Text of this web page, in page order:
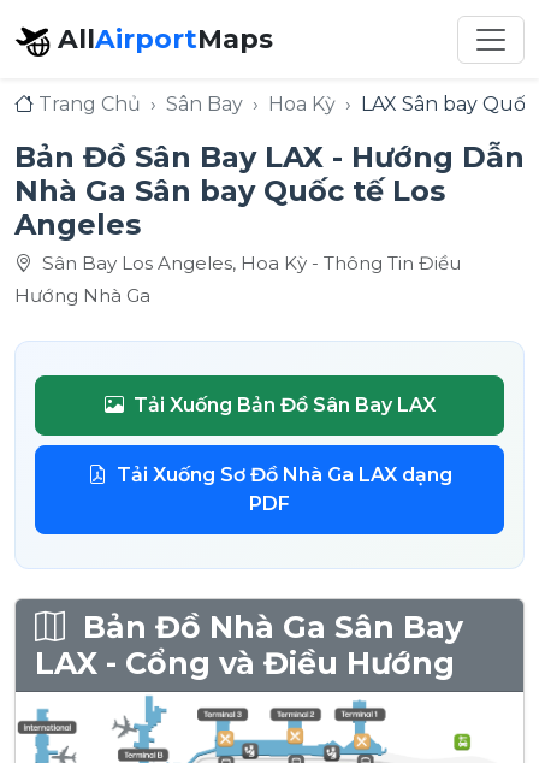
AllAirportMaps
Trang Chủ Sân Bay Hoa Kỳ LAX Sân bay
Bản Đồ Sân Bay LAX - Hướng Dẫn
Nhà Ga Sân bay Quốc tế Los
Angeles
Sân Bay Los Angeles, Hoa Kỳ - Thông Tin Điều
Hướng Nhà Ga
Tải Xuống Bản Đồ Sân Bay LAX
Tải Xuống Sơ Đồ Nhà Ga LAX dạng
PDF
Bản Đồ Nhà Ga Sân Bay
LAX - Cổng và Điều Hướng